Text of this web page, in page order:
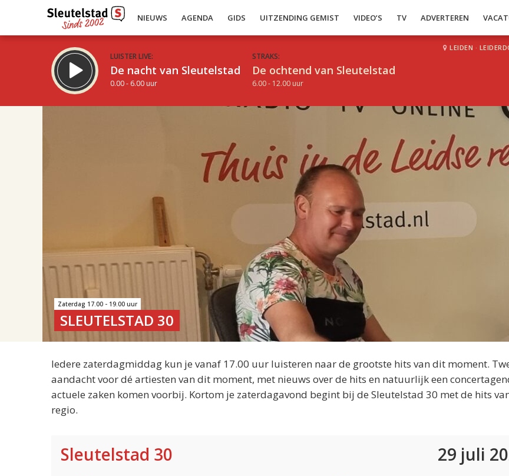
NIEUWS AGENDA GIDS UITZENDING GEMIST VIDEO’S TV ADVERTEREN
LUISTER LIVE:
De nacht van Sleutelstad
0.00 - 6.00 uur
STRAKS:
De ochtend van Sleutelstad
6.00 - 12.00 uur
LEIDEN ·
Zaterdag 17.00 - 19.00 uur
SLEUTELSTAD 30
Iedere zaterdagmiddag kun je vanaf 17.00 uur luisteren naar de grootste hits van dit moment.
aandacht voor dé artiesten van dit moment, met nieuws over de hits en natuurlijk een
actuele zaken komen voorbij. Kortom je zaterdagavond begint bij de Sleutelstad 30 met de hits
regio.
Sleutelstad 30 29 juli